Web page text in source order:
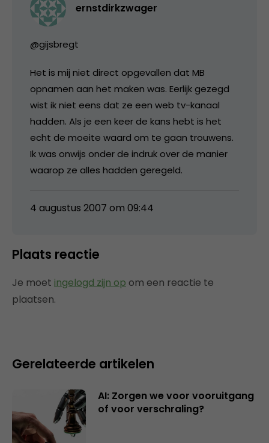
ernstdirkzwager
@gijsbregt
Het is mij niet direct opgevallen dat MB
opnamen aan het maken was. Eerlijk gezegd
wist ik niet eens dat ze een web tv-kanaal
hadden. Als je een keer de kans hebt is het
echt de moeite waard om te gaan trouwens.
Ik was onwijs onder de indruk over de manier
waarop ze alles hadden geregeld.
4 augustus 2007 om 09:44
Plaats reactie
Je moet ingelogd zijn op om een reactie te
plaatsen.
Gerelateerde artikelen
AI: Zorgen we voor vooruitgang
of voor verschraling?